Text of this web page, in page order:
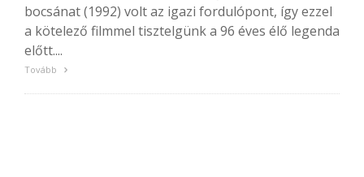
bocsánat (1992) volt az igazi fordulópont, így ezzel
a kötelező filmmel tisztelgünk a 96 éves élő legenda
előtt....
Tovább